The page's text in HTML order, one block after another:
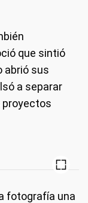
que sintió
abrió sus
a separar
proyectos
fotografía una